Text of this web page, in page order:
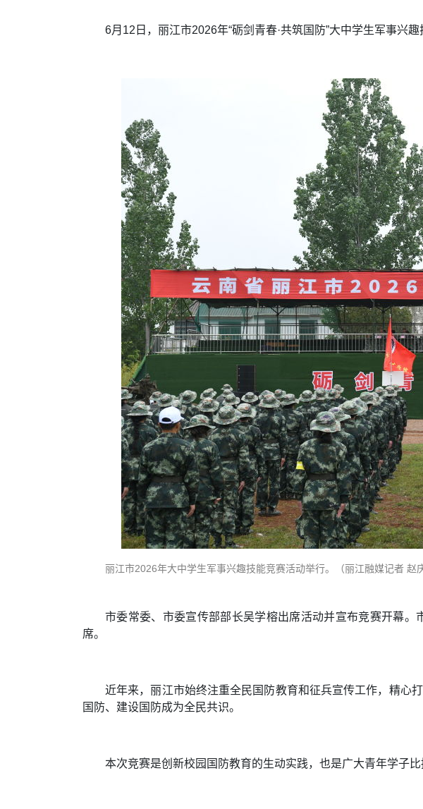
6月12日，丽江市2026年“砺剑青春·共筑国防”大中学生军事兴
丽江市2026年大中学生军事兴趣技能竞赛活动举行。（丽江融媒记者 赵
市委常委、市委宣传部部长吴学榕出席活动并宣布竞赛开幕
席。
近年来，丽江市始终注重全民国防教育和征兵宣传工作，精心
国防、建设国防成为全民共识。
本次竞赛是创新校园国防教育的生动实践，也是广大青年学子